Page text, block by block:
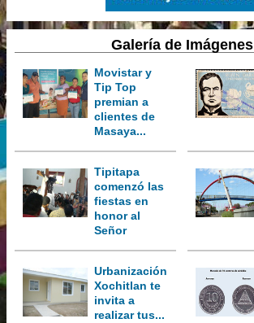
Galería de Imágenes
Movistar y
Tip Top
premian a
clientes de
Masaya...
Tipitapa
comenzó las
fiestas en
honor al
Señor
Urbanización
Xochitlan te
invita a
realizar tus...